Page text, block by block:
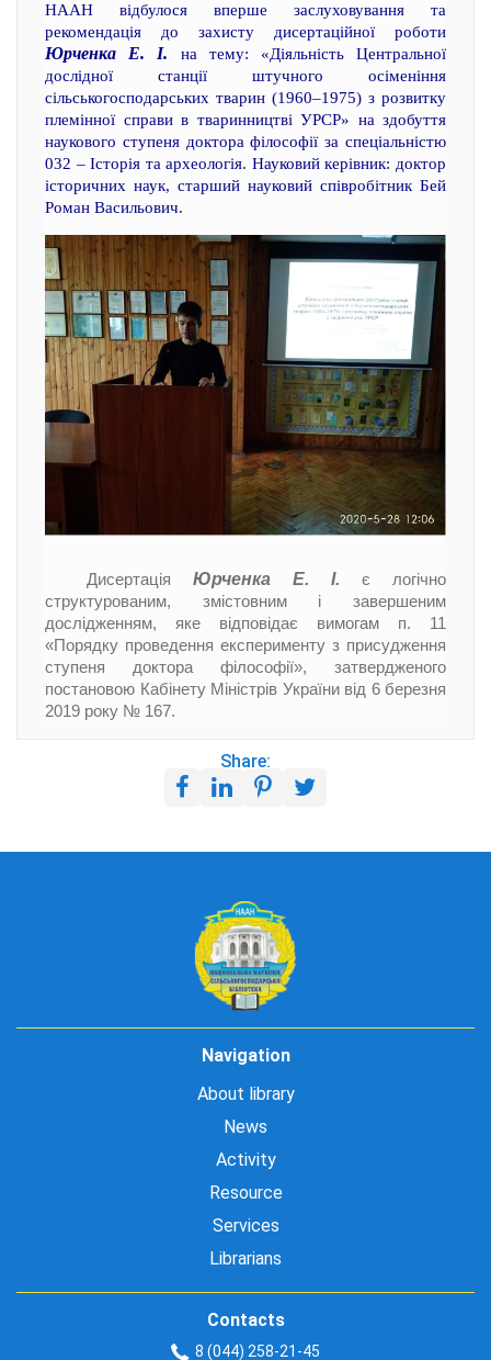
НААН відбулося вперше заслуховування та
рекомендація до захисту дисертаційної роботи
Юрченка Е. І. на тему: «Діяльність Центральної
дослідної станції штучного осіменіння
сільськогосподарських тварин (1960–1975) з розвитку
племінної справи в тваринництві УРСР» на здобуття
наукового ступеня доктора філософії за спеціальністю
032 – Історія та археологія. Науковий керівник: доктор
історичних наук, старший науковий співробітник Бей
Роман Васильович.
Дисертація Юрченка Е. І. є логічно
структурованим, змістовним і завершеним
дослідженням, яке відповідає вимогам п. 11
«Порядку проведення експерименту з присудження
ступеня доктора філософії», затвердженого
постановою Кабінету Міністрів України від 6 березня
2019 року № 167.
Share:
Navigation
About library
News
Activity
Resource
Services
Librarians
Contacts
8 (044) 258-21-45